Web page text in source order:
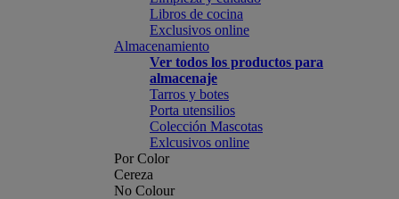
Libros de cocina
Exclusivos online
Almacenamiento
Ver todos los productos para
almacenaje
Tarros y botes
Porta utensilios
Colección Mascotas
Exlcusivos online
Por Color
Cereza
No Colour